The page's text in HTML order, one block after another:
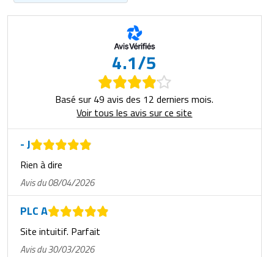
4.1/5
Basé sur 49 avis des 12 derniers mois.
Voir tous les avis sur ce site
- J
Rien à dire
Avis du 08/04/2026
PLC A
Site intuitif. Parfait
Avis du 30/03/2026